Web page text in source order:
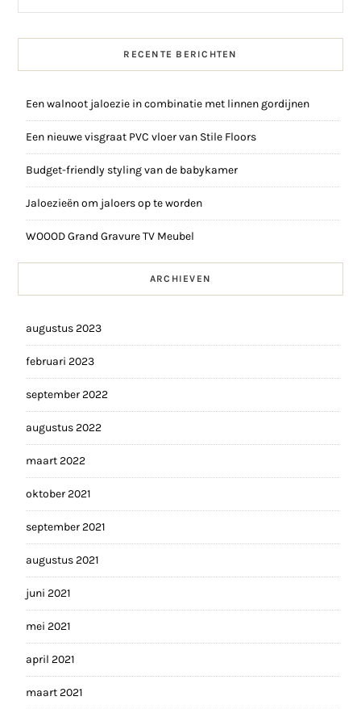
RECENTE BERICHTEN
Een walnoot jaloezie in combinatie met linnen gordijnen
Een nieuwe visgraat PVC vloer van Stile Floors
Budget-friendly styling van de babykamer
Jaloezieën om jaloers op te worden
WOOOD Grand Gravure TV Meubel
ARCHIEVEN
augustus 2023
februari 2023
september 2022
augustus 2022
maart 2022
oktober 2021
september 2021
augustus 2021
juni 2021
mei 2021
april 2021
maart 2021